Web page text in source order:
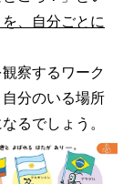
、自分ごとに
察するワーク
分のいる場所
るでしょう。